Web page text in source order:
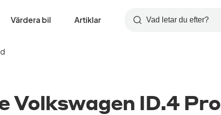
Värdera bil Artiklar Sök
Volkswagen ID.4 Pro